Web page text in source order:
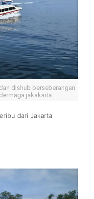
dishub berseberangan
jakakarta
dari Jakarta